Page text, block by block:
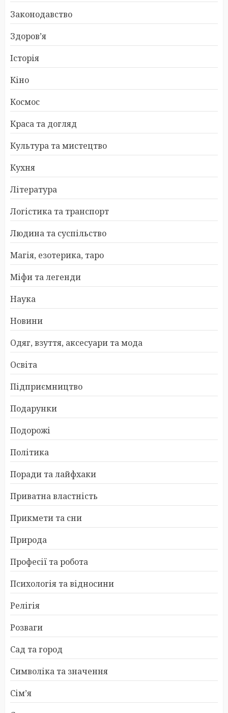
Законодавство
Здоров’я
Історія
Кіно
Космос
Краса та догляд
Культура та мистецтво
Кухня
Література
Логістика та транспорт
Людина та суспільство
Магія, езотерика, таро
Міфи та легенди
Наука
Новини
Одяг, взуття, аксесуари та мода
Освіта
Підприємництво
Подарунки
Подорожі
Політика
Поради та лайфхаки
Приватна властність
Прикмети та сни
Природа
Професії та робота
Психологія та відносини
Релігія
Розваги
Сад та город
Символіка та значення
Сім’я